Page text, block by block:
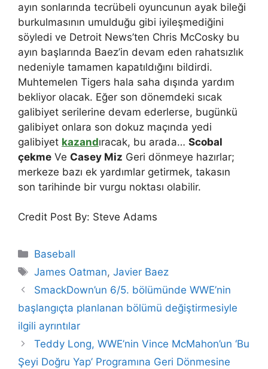
ayın sonlarında tecrübeli oyuncunun ayak bileği
burkulmasının umulduğu gibi iyileşmediğini
söyledi ve Detroit News’ten Chris McCosky bu
ayın başlarında Baez’in devam eden rahatsızlık
nedeniyle tamamen kapatıldığını bildirdi.
Muhtemelen Tigers hala saha dışında yardım
bekliyor olacak. Eğer son dönemdeki sıcak
galibiyet serilerine devam ederlerse, bugünkü
galibiyet onlara son dokuz maçında yedi
galibiyet kazandıracak, bu arada… Scobal
çekme Ve Casey Miz Geri dönmeye hazırlar;
merkeze bazı ek yardımlar getirmek, takasın
son tarihinde bir vurgu noktası olabilir.
Credit Post By: Steve Adams
Categories
Baseball
Tags
James Oatman,Javier Baez
SmackDown’un 6/5. bölümünde WWE’nin
başlangıçta planlanan bölümü değiştirmesiyle
ilgili ayrıntılar
Teddy Long, WWE’nin Vince McMahon’un ‘Bu
Şeyi Doğru Yap’ Programına Geri Dönmesine